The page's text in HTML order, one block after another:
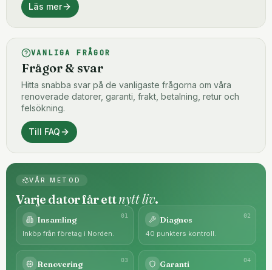
Läs mer
VANLIGA FRÅGOR
Frågor & svar
Hitta snabba svar på de vanligaste frågorna om våra
renoverade datorer, garanti, frakt, betalning, retur och
felsökning.
Till FAQ
VÅR METOD
Varje dator får ettnytt liv.
01
Insamling
Inköp från företag i Norden.
02
Diagnos
40 punkters kontroll.
03
Renovering 04
Garanti